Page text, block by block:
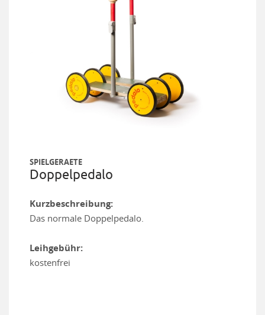
SPIELGERAETE
Doppelpedalo
Kurzbeschreibung:
Das normale Doppelpedalo.
Leihgebühr:
kostenfrei